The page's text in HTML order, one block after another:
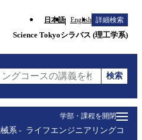
日本語 English 詳細検索
Science Tokyoシラバス (理工学系)
グコースの講義を検索（講義
検索
学部・課程を開閉
系
ライフエンジニアリングコ